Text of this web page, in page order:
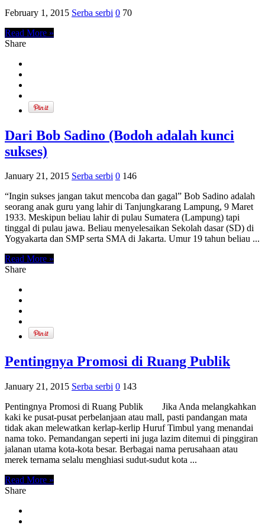
February 1, 2015 Serba serbi 0 70
Read More »
Share
Dari Bob Sadino (Bodoh adalah kunci
sukses)
January 21, 2015 Serba serbi 0 146
“Ingin sukses jangan takut mencoba dan gagal” Bob Sadino adalah
seorang anak guru yang lahir di Tanjungkarang Lampung, 9 Maret
1933. Meskipun beliau lahir di pulau Sumatera (Lampung) tapi
tinggal di pulau jawa. Beliau menyelesaikan Sekolah dasar (SD) di
Yogyakarta dan SMP serta SMA di Jakarta. Umur 19 tahun beliau ...
Read More »
Share
Pentingnya Promosi di Ruang Publik
January 21, 2015 Serba serbi 0 143
Pentingnya Promosi di Ruang Publik Jika Anda melangkahkan
kaki ke pusat-pusat perbelanjaan atau mall, pasti pandangan mata
tidak akan melewatkan kerlap-kerlip Huruf Timbul yang menandai
nama toko. Pemandangan seperti ini juga lazim ditemui di pinggiran
jalanan utama kota-kota besar. Berbagai nama perusahaan atau
merek ternama selalu menghiasi sudut-sudut kota ...
Read More »
Share